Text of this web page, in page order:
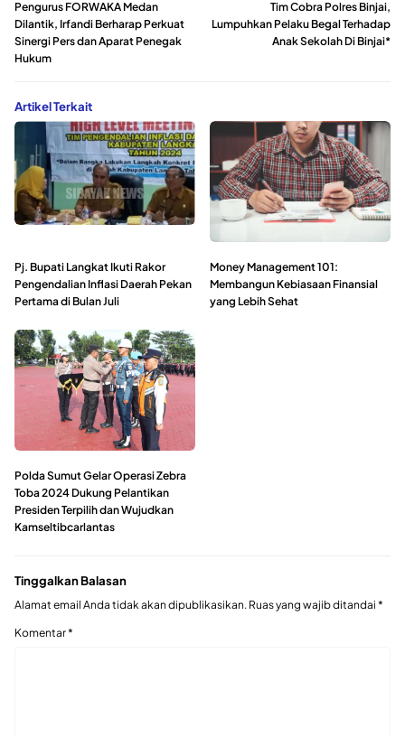
Pengurus FORWAKA Medan
Dilantik, Irfandi Berharap Perkuat
Sinergi Pers dan Aparat Penegak
Hukum
Tim Cobra Polres Binjai,
Lumpuhkan Pelaku Begal Terhadap
Anak Sekolah Di Binjai*
Artikel Terkait
Pj. Bupati Langkat Ikuti Rakor
Pengendalian Inflasi Daerah Pekan
Pertama di Bulan Juli
Money Management 101:
Membangun Kebiasaan Finansial
yang Lebih Sehat
Polda Sumut Gelar Operasi Zebra
Toba 2024 Dukung Pelantikan
Presiden Terpilih dan Wujudkan
Kamseltibcarlantas
Tinggalkan Balasan
Alamat email Anda tidak akan dipublikasikan. Ruas yang wajib ditandai *
Komentar*